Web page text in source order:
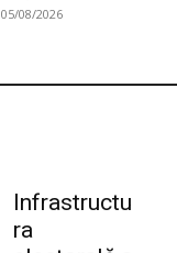
05/08/2026
Infrastructu
ra